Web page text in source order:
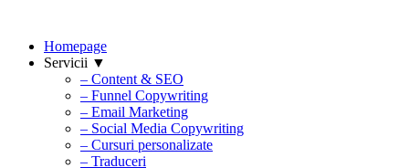
Homepage
Servicii ▼
– Content & SEO
– Funnel Copywriting
– Email Marketing
– Social Media Copywriting
– Cursuri personalizate
– Traduceri